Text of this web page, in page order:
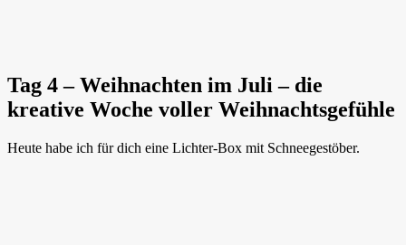
Tag 4 – Weihnachten im Juli – die
kreative Woche voller Weihnachtsgefühle
Heute habe ich für dich eine Lichter-Box mit Schneegestöber.